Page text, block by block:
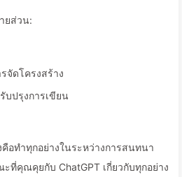
ยส่วน:
จัดโครงสร้าง
บปรุงการเขียน
อทำทุกอย่างในระหว่างการสนทนา
ที่คุณคุยกับ ChatGPT เกี่ยวกับทุกอย่าง